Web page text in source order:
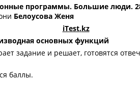
программы. Большие люди.
Белоусова Женя
iTest.kz
основных функций
задание и решает, готовятся
баллы.